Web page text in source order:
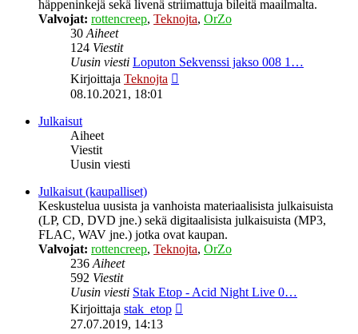
häppeninkejä sekä livenä striimattuja bileitä maailmalta.
Valvojat: rottencreep, Teknojta, OrZo
30Aiheet
124 Viestit
Uusin viesti Loputon Sekvenssi jakso 008 1…
Kirjoittaja Teknojta
08.10.2021, 18:01
Julkaisut
Aiheet
Viestit
Uusin viesti
Julkaisut (kaupalliset)
Keskustelua uusista ja vanhoista materiaalisista julkaisuista
(LP, CD, DVD jne.) sekä digitaalisista julkaisuista (MP3,
FLAC, WAV jne.) jotka ovat kaupan.
Valvojat: rottencreep, Teknojta, OrZo
236Aiheet
592 Viestit
Uusin viesti Stak Etop - Acid Night Live 0…
Kirjoittaja stak_etop
27.07.2019, 14:13